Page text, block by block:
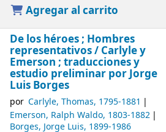
Agregar al carrito
De los héroes ; Hombres
representativos / Carlyle y
Emerson ; traducciones y
estudio preliminar por Jorge
Luis Borges
por Carlyle, Thomas, 1795-1881
Emerson, Ralph Waldo, 1803-1882
Borges, Jorge Luis, 1899-1986